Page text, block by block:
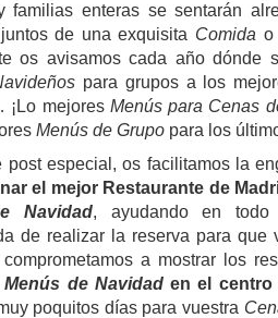
familias enteras se sentarán
de una exquisita Comida
os avisamos cada año dónde
para grupos a los
mejores Menús para Cenas
Menús de Grupo para los
post especial, os facilitamos la
el mejor Restaurante de
Navidad, ayudando en
de realizar la reserva para que
a mostrar los
Menús de Navidaden el centro
poquitos días para vuestra